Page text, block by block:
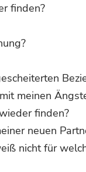
finden?
meinen
finden?
neuen
nicht für